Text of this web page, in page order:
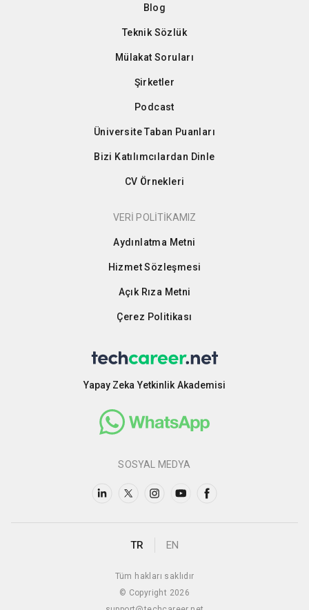
Blog
Teknik Sözlük
Mülakat Soruları
Şirketler
Podcast
Üniversite Taban Puanları
Bizi Katılımcılardan Dinle
CV Örnekleri
VERİ POLİTİKAMIZ
Aydınlatma Metni
Hizmet Sözleşmesi
Açık Rıza Metni
Çerez Politikası
Yapay Zeka Yetkinlik Akademisi
SOSYAL MEDYA
TR EN
Tüm hakları saklıdır
© Copyright 2026